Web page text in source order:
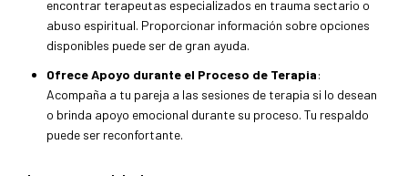
encontrar terapeutas especializados en trauma sectario o
abuso espiritual. Proporcionar información sobre opciones
disponibles puede ser de gran ayuda.
Ofrece Apoyo durante el Proceso de Terapia:
Acompaña a tu pareja a las sesiones de terapia si lo desean
o brinda apoyo emocional durante su proceso. Tu respaldo
puede ser reconfortante.